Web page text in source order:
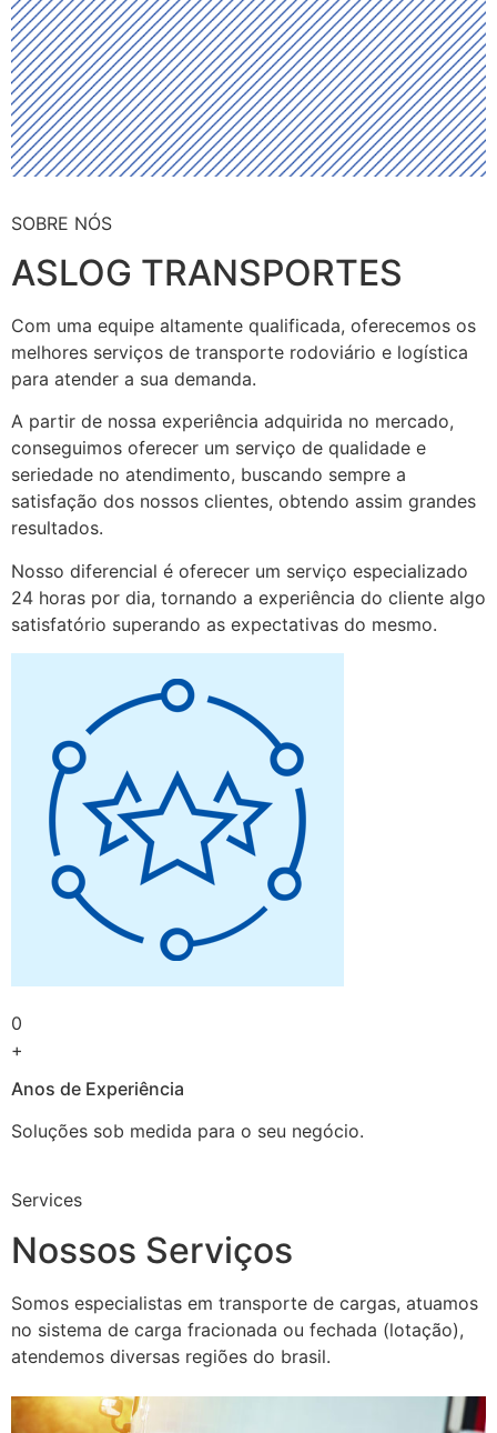
SOBRE NÓS
ASLOG TRANSPORTES
Com uma equipe altamente qualificada, oferecemos os
melhores serviços de transporte rodoviário e logística
para atender a sua demanda.
A partir de nossa experiência adquirida no mercado,
conseguimos oferecer um serviço de qualidade e
seriedade no atendimento, buscando sempre a
satisfação dos nossos clientes, obtendo assim grandes
resultados.
Nosso diferencial é oferecer um serviço especializado
24 horas por dia, tornando a experiência do cliente algo
satisfatório superando as expectativas do mesmo.
0
+
Anos de Experiência
Soluções sob medida para o seu negócio.
Services
Nossos Serviços
Somos especialistas em transporte de cargas, atuamos
no sistema de carga fracionada ou fechada (lotação),
atendemos diversas regiões do brasil.